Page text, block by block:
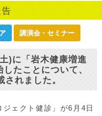
講演会・セミナー
)に「岩木健康増進
たことについて、
れました。
ェクト健診」が6月4日